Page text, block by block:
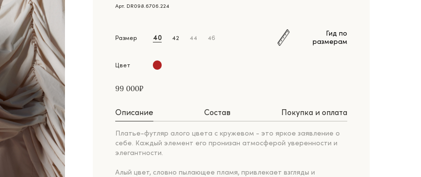
Арт. DR098.6706.224
Размер 40 42 44 46
Гид по
размерам
Цвет
99 000₽
Описание Состав Покупка и оплата
Платье-футляр алого цвета с кружевом - это яркое заявление о
себе. Каждый элемент его пронизан атмосферой уверенности и
элегантности.
Алый цвет, словно пылающее пламя, привлекает взгляды и